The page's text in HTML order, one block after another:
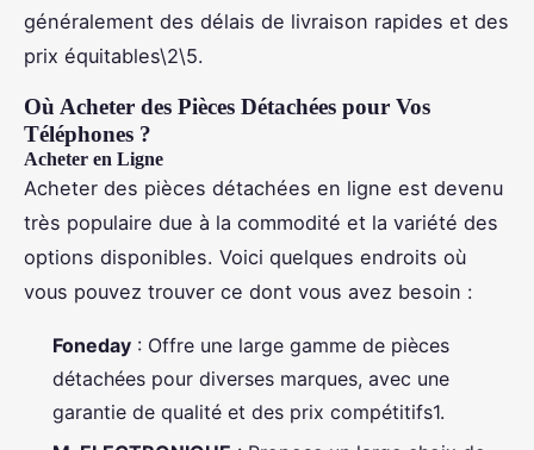
généralement des délais de livraison rapides et des
prix équitables\2\5.
Où Acheter des Pièces Détachées pour Vos
Téléphones ?
Acheter en Ligne
Acheter des pièces détachées en ligne est devenu
très populaire due à la commodité et la variété des
options disponibles. Voici quelques endroits où
vous pouvez trouver ce dont vous avez besoin :
Foneday : Offre une large gamme de pièces
détachées pour diverses marques, avec une
garantie de qualité et des prix compétitifs1.